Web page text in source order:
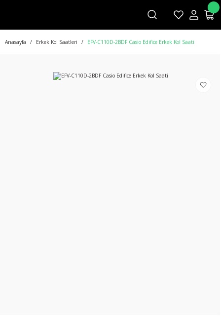
Anasayfa Erkek Kol Saatleri EFV-C110D-2BDF Casio Edifice Erkek Kol Saati